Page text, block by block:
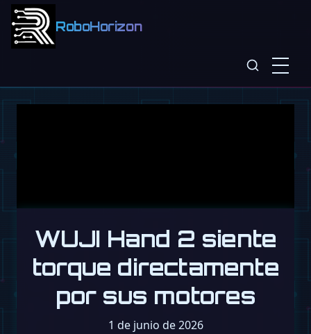
RoboHorizon
WUJI Hand 2 siente
torque directamente
por sus motores
1 de junio de 2026